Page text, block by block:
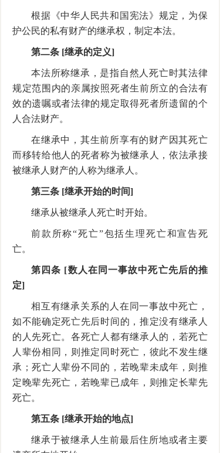
根据《中华人民共和国宪法》规定，为保
护公民的私有财产的继承权，制定本法。
第二条 [继承的定义]
本法所称继承，是指自然人死亡时其法律
规定范围内的亲属按照死者生前所立的合法有
效的遗嘱或者法律的规定取得死者所遗留的个
人合法财产。
在继承中，其生前所享有的财产因其死亡
而移转给他人的死者称为被继承人，依法承接
被继承人财产的人称为继承人。
第三条 [继承开始的时间]
继承从被继承人死亡时开始。
前款所称“死亡”包括生理死亡和宣告死
亡。
第四条 [数人在同一事故中死亡先后的推
定]
相互有继承关系的人在同一事故中死亡，
如不能确定死亡先后时间的，推定没有继承人
的人先死亡。各死亡人都有继承人的，若死亡
人辈份相同，则推定同时死亡，彼此不发生继
承；死亡人辈份不同的，若晚辈未成年，则推
定晚辈先死亡，若晚辈已成年，则推定长辈先
死亡。
第五条 [继承开始的地点]
继承于被继承人生前最后住所地或者主要